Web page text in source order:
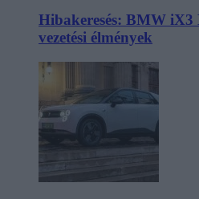
Hibakeresés: BMW iX3
vezetési élmények